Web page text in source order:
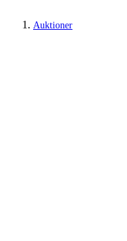
Auktioner